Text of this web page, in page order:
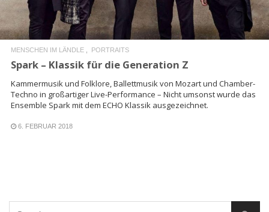
MENSCHEN IM LÄNDLE PORTRAITS
Spark – Klassik für die Generation Z
Kammermusik und Folklore, Ballettmusik von Mozart und Chamber-
Techno in großartiger Live-Performance – Nicht umsonst wurde das
Ensemble Spark mit dem ECHO Klassik ausgezeichnet.
6. FEBRUAR 2018